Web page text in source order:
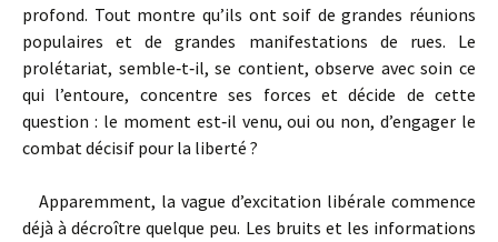
profond. Tout montre qu’ils ont soif de grandes réunions
populaires et de grandes manifestations de rues. Le
prolétariat, semble‑t‑il, se contient, observe avec soin ce
qui l’entoure, concentre ses forces et décide de cette
question : le moment est‑il venu, oui ou non, d’engager le
combat décisif pour la liberté ?
Apparemment, la vague d’excitation libérale commence
déjà à décroître quelque peu. Les bruits et les informations